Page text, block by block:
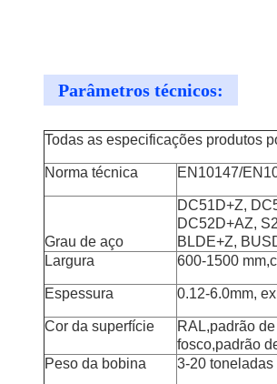
Parâmetros técnicos:
Todas as especificações produtos
Norma técnica EN10147/
Grau de aço
DC51D+Z,
DC52D+AZ,
BLDE+Z,
Largura
600-1500
Espessura 0.12-6.0mm,
Cor da superfície
RAL,padrão
fosco,padrão
Peso da bobina
3-20